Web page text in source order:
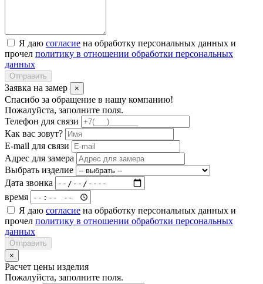
Я даю согласие на обработку персональных данных и
прочел политику в отношении обработки персональных
данных
Отправить
Заявка на замер ×
Спасибо за обращение в нашу компанию!
Пожалуйста, заполните поля.
Телефон для связи
Как вас зовут?
E-mail для связи
Адрес для замера
Выбрать изделие
Дата звонка
время
Я даю согласие на обработку персональных данных и
прочел политику в отношении обработки персональных
данных
Отправить
×
Расчет цены изделия
Пожалуйста, заполните поля.